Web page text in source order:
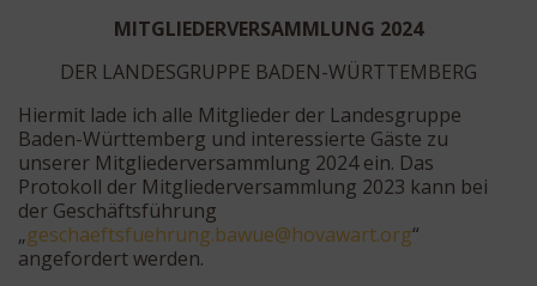
MITGLIEDERVERSAMMLUNG 2024
DER LANDESGRUPPE BADEN-WÜRTTEMBERG
Hiermit lade ich alle Mitglieder der Landesgruppe
Baden-Württemberg und interessierte Gäste zu
unserer Mitgliederversammlung 2024 ein. Das
Protokoll der Mitgliederversammlung 2023 kann bei
der Geschäftsführung
„
gro.t
rawav
oh@eu
wab.g
nurhe
ufstf
eahcs
eg
“
angefordert werden.